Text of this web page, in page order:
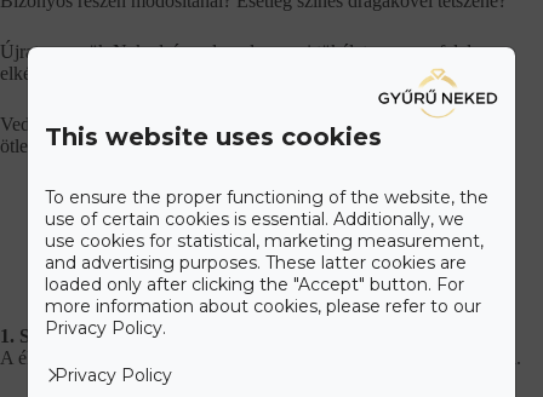
Újratervezzük Neked,így olyan lesz ami tökéletesen megfelel az
elképzelésednek.
Vedd fel velünk a kapcsolatot és adunk ajánlatot a megálmodott
ötletedre. Keress minket bizalommal!
Szállítás és fizetés
1. Személyes átvétel
A ékszert személyesen megrendelheted és át is veheted üzletünkben.
This website uses cookies
To ensure the proper functioning of the website, the
use of certain cookies is essential. Additionally, we
use cookies for statistical, marketing measurement,
and advertising purposes. These latter cookies are
loaded only after clicking the "Accept" button. For
more information about cookies, please refer to our
Privacy Policy.
Privacy Policy